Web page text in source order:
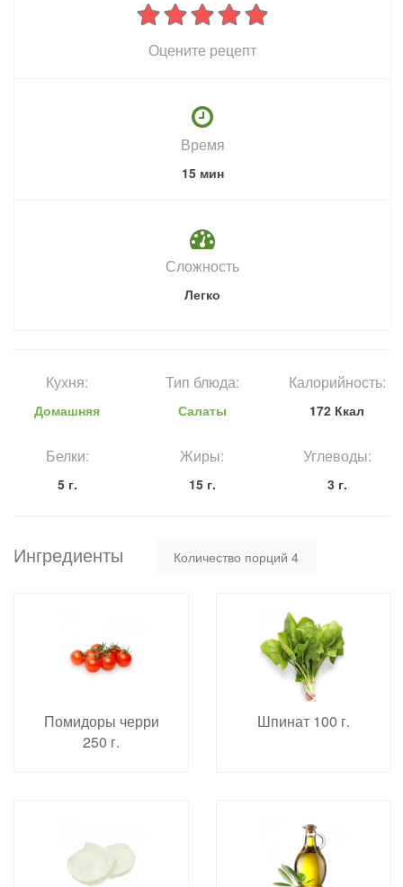
Оцените рецепт
Время
15 мин
Сложность
Легко
Кухня:
Домашняя
Тип блюда:
Салаты
Калорийность:
172 Ккал
Белки:
5 г.
Жиры:
15 г.
Углеводы:
3 г.
Ингредиенты Количество порций 4
Помидоры черри
250 г.
Шпинат 100 г.